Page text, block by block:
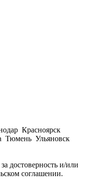
Красноярск
Тюмень Ульяновск
достоверность и/или
соглашении.